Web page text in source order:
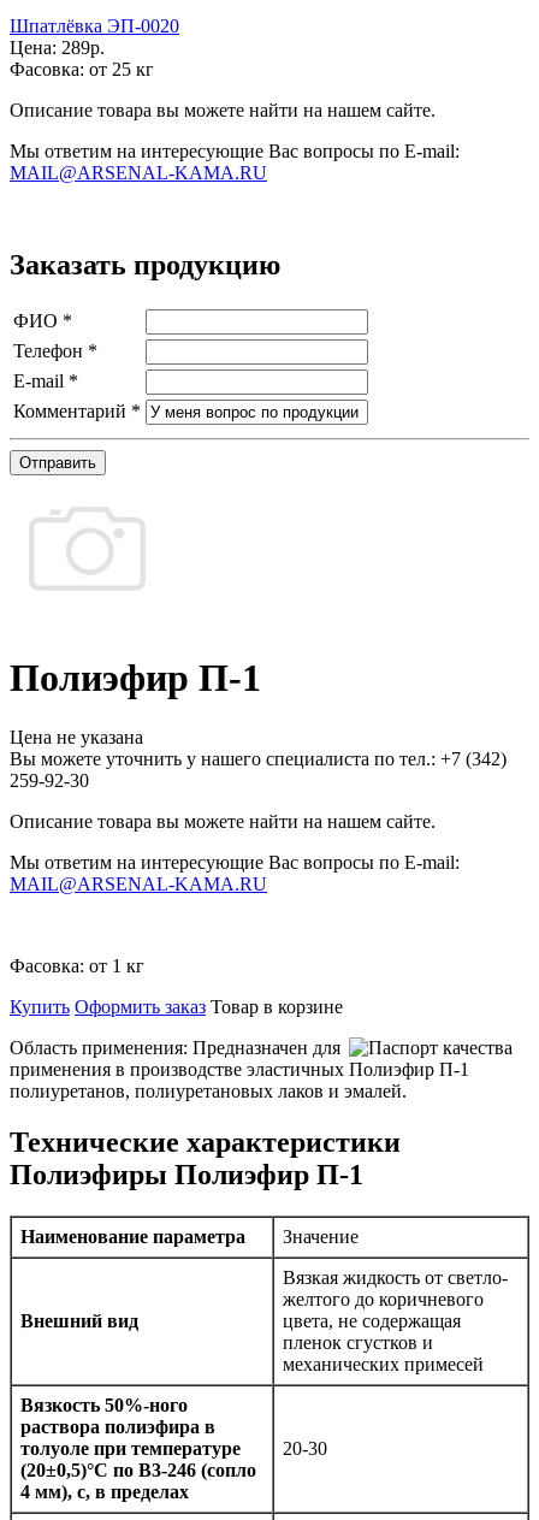
Шпатлёвка ЭП-0020
Цена: 289р.
Фасовка: от 25 кг
Описание товара вы можете найти на нашем сайте.
Мы ответим на интересующие Вас вопросы по E-mail:
MAIL@ARSENAL-KAMA.RU
Заказать продукцию
ФИО *
Телефон *
E-mail *
Комментарий *
Отправить
Полиэфир П-1
Цена не указана
Вы можете уточнить у нашего специалиста по тел.: +7 (342)
259-92-30
Описание товара вы можете найти на нашем сайте.
Мы ответим на интересующие Вас вопросы по E-mail:
MAIL@ARSENAL-KAMA.RU
Фасовка: от 1 кг
Купить Оформить заказ Товар в корзине
Область применения: Предназначен для
применения в производстве эластичных
полиуретанов, полиуретановых лаков и эмалей.
Технические характеристики
Полиэфиры Полиэфир П-1
Наименование параметра Значение
Внешний вид
Вязкая жидкость от светло-
желтого до коричневого
цвета, не содержащая
пленок сгустков и
механических примесей
Вязкость 50%-ного
раствора полиэфира в
толуоле при температуре
(20±0,5)°С по В3-246 (сопло
4 мм), с, в пределах
20-30